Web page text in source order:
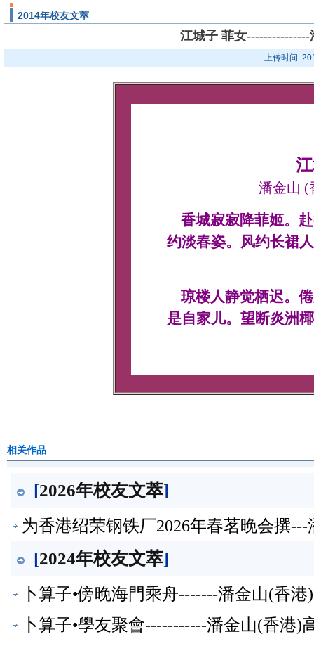
2014年校友文萃
江城子 菲女
上传时间:
潘金山 (
香城寂寂降菲姬。
约淡春姿。风约长裙
琼楼人静觉栖迟。
是自家儿。望断炎洲
相关作品
[2026年校友文萃]
为香港绍荣钢铁厂2026年春茗晚会撰
[2024年校友文萃]
卜算子•傍晚海門乘舟-------潘金山(香
卜算子•學友聚會-----------潘金山(香港)